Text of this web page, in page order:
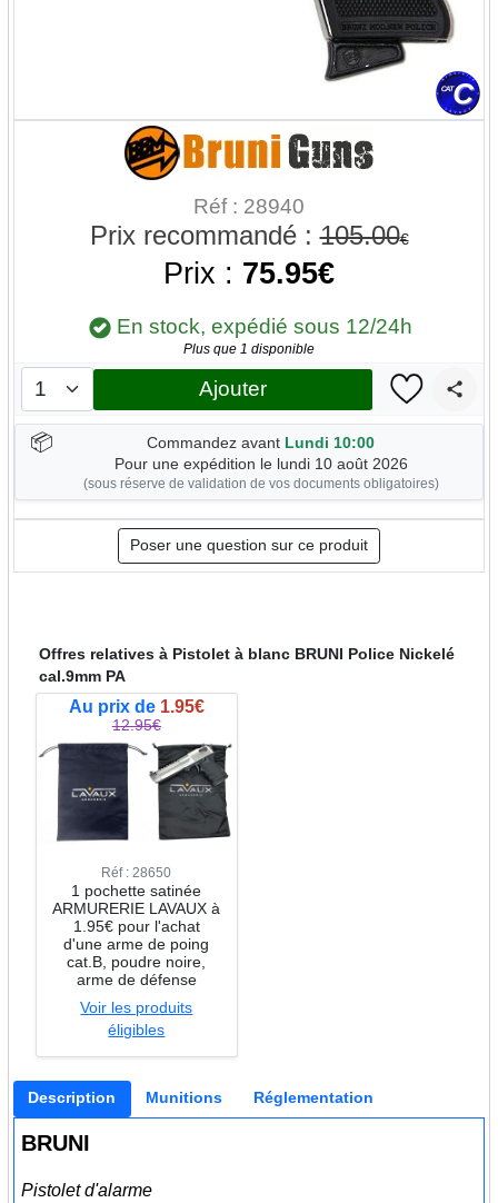
Réf : 28940
Prix recommandé :105.00€
Prix : 75.95€
En stock, expédié sous 12/24h
Plus que 1 disponible
Ajouter
📦 Commandez avant Lundi 10:00
Pour une expédition le lundi 10 août 2026
(sous réserve de validation de vos documents obligatoires)
Poser une question sur ce produit
Offres relatives à Pistolet à blanc BRUNI Police Nickelé
cal.9mm PA
Au prix de 1.95€
12.95€
Réf : 28650
1 pochette satinée
ARMURERIE LAVAUX à
1.95€ pour l'achat
d'une arme de poing
cat.B, poudre noire,
arme de défense
Voir les produits
éligibles
Description Munitions Réglementation
BRUNI
Pistolet d'alarme